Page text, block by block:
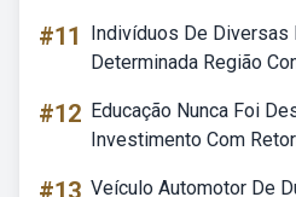
#11
Indivíduos De Diversas
Determinada Região
#12 Educação Nunca Foi
Investimento Com
#13 Veículo Automotor De